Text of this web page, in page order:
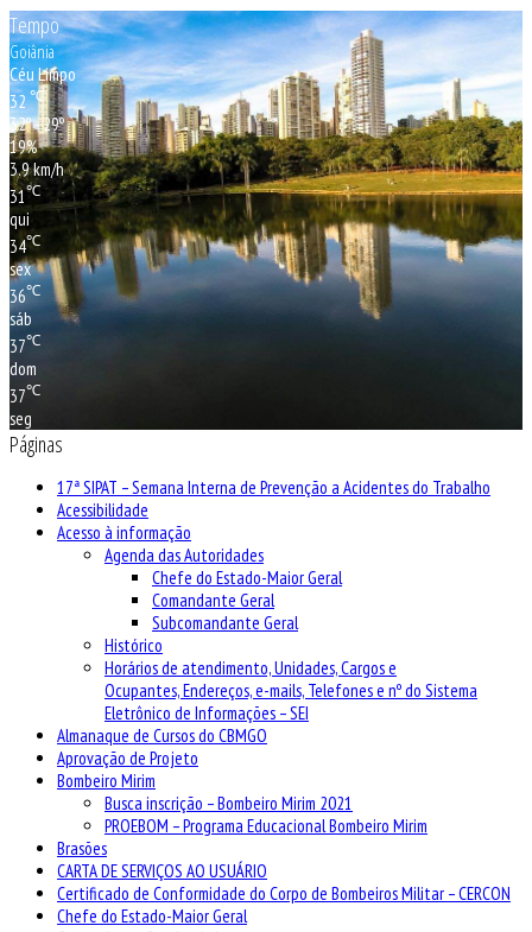
Tempo
Goiânia
Céu Limpo
32℃
32º - 29º
19%
3.9 km/h
31℃
qui
34℃
sex
36℃
sáb
37℃
dom
37℃
seg
Páginas
17ª SIPAT – Semana Interna de Prevenção a Acidentes do Trabalho
Acessibilidade
Acesso à informação
Agenda das Autoridades
Chefe do Estado-Maior Geral
Comandante Geral
Subcomandante Geral
Histórico
Horários de atendimento, Unidades, Cargos e
Ocupantes, Endereços, e-mails, Telefones e nº do Sistema
Eletrônico de Informações – SEI
Almanaque de Cursos do CBMGO
Aprovação de Projeto
Bombeiro Mirim
Busca inscrição – Bombeiro Mirim 2021
PROEBOM – Programa Educacional Bombeiro Mirim
Brasões
CARTA DE SERVIÇOS AO USUÁRIO
Certificado de Conformidade do Corpo de Bombeiros Militar – CERCON
Chefe do Estado-Maior Geral